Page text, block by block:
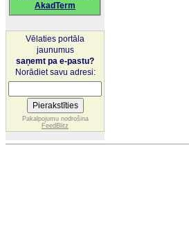
AkadTerm
Vēlaties portāla
jaunumus
saņemt pa e-pastu?
Norādiet savu adresi:
Pakalpojumu nodrošina
FeedBlitz